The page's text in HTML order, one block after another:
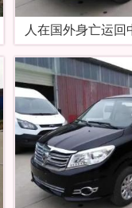
人在国外身亡运回